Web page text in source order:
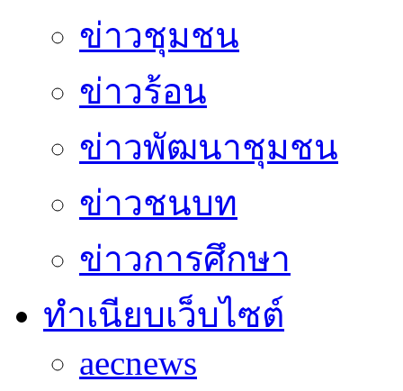
ข่าวชุมชน
ข่าวร้อน
ข่าวพัฒนาชุมชน
ข่าวชนบท
ข่าวการศึกษา
ทำเนียบเว็บไซต์
aecnews